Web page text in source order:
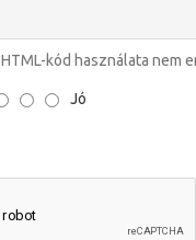
HTML-kód használata nem
Jó